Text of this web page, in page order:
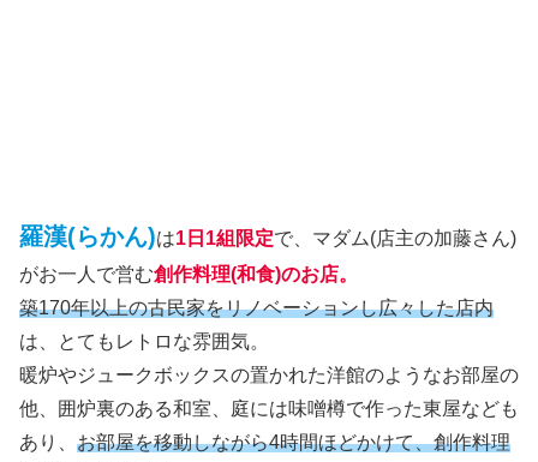
羅漢(らかん)は1日1組限定で、マダム(店主の加藤さん)
がお一人で営む創作料理(和食)のお店。
築170年以上の古民家をリノベーションし広々した店内
は、とてもレトロな雰囲気。
暖炉やジュークボックスの置かれた洋館のようなお部屋の
他、囲炉裏のある和室、庭には味噌樽で作った東屋なども
あり、 お部屋を移動しながら4時間ほどかけて、創作料理